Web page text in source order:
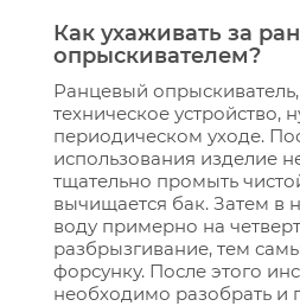
Как ухаживать за
опрыскивателем?
Ранцевый
техническое устройство,
периодическом уходе.
использования изделие
тщательно промыть
вычищается бак. Затем в
воду примерно на
разбрызгивание, тем
форсунку. После этого
необходимо разобрать и